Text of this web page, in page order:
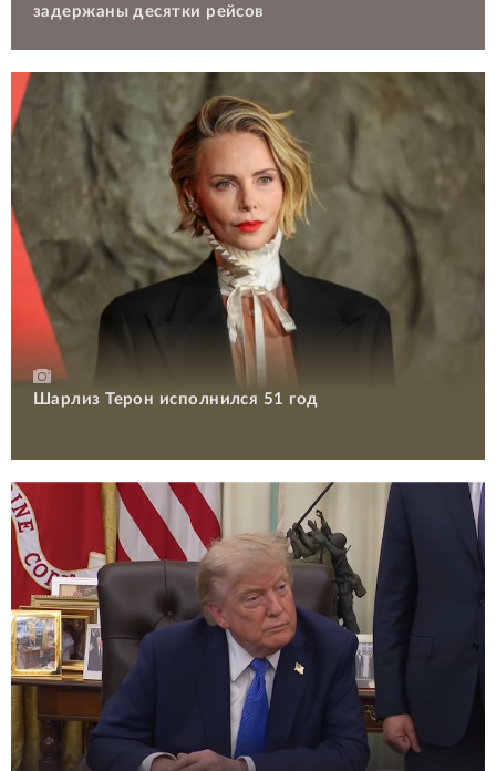
задержаны десятки рейсов
Шарлиз Терон исполнился 51 год